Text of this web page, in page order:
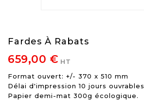
Fardes À Rabats
659,00 € HT
Format ouvert: +/- 370 x 510 mm
Délai d'impression 10 jours ouvrables
Papier demi-mat 300g écologique.